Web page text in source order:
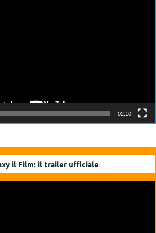
02:10
il Film: il trailer ufficiale